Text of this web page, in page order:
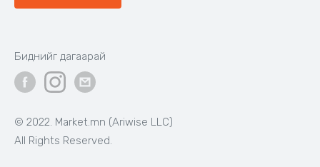
© 2022. Market.mn (Ariwise LLC)
All Rights Reserved.
Биднийг дагаарай